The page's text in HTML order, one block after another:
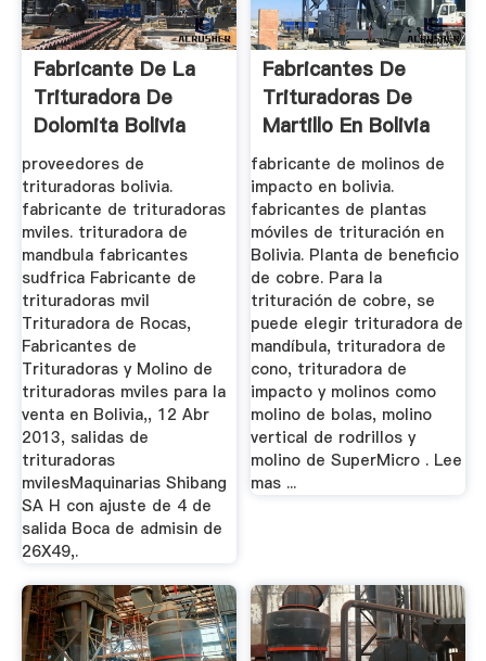
Fabricante De La
Trituradora De
Dolomita Bolivia
proveedores de
trituradoras bolivia.
fabricante de trituradoras
mviles. trituradora de
mandbula fabricantes
sudfrica Fabricante de
trituradoras mvil
Trituradora de Rocas,
Fabricantes de
Trituradoras y Molino de
trituradoras mviles para la
venta en Bolivia,, 12 Abr
2013, salidas de
trituradoras
mvilesMaquinarias Shibang
SA H con ajuste de 4 de
salida Boca de admisin de
26X49,.
Fabricantes De
Trituradoras De
Martillo En Bolivia
fabricante de molinos de
impacto en bolivia.
fabricantes de plantas
móviles de trituración en
Bolivia. Planta de beneficio
de cobre. Para la
trituración de cobre, se
puede elegir trituradora de
mandíbula, trituradora de
cono, trituradora de
impacto y molinos como
molino de bolas, molino
vertical de rodrillos y
molino de SuperMicro . Lee
mas ...